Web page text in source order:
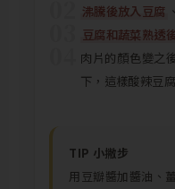
沸騰後放入豆腐
豆腐和蔬菜熟透
肉片的顏色變之
下，這樣酸辣豆
TIP 小撇步
用豆瓣醬加醬油、